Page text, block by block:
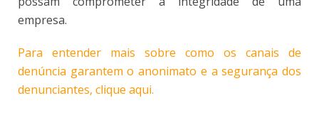
empresa.
Para entender mais sobre como os canais de
denúncia garantem o anonimato e a segurança dos
denunciantes, clique aqui.